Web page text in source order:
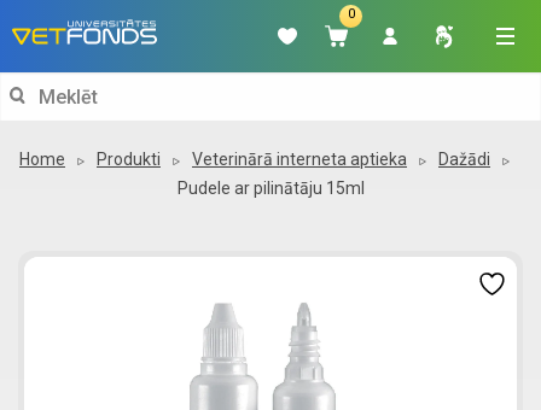
0
Search
Home Produkti Veterinārā interneta aptieka
Dažādi
Pudele ar pilinātāju 15ml